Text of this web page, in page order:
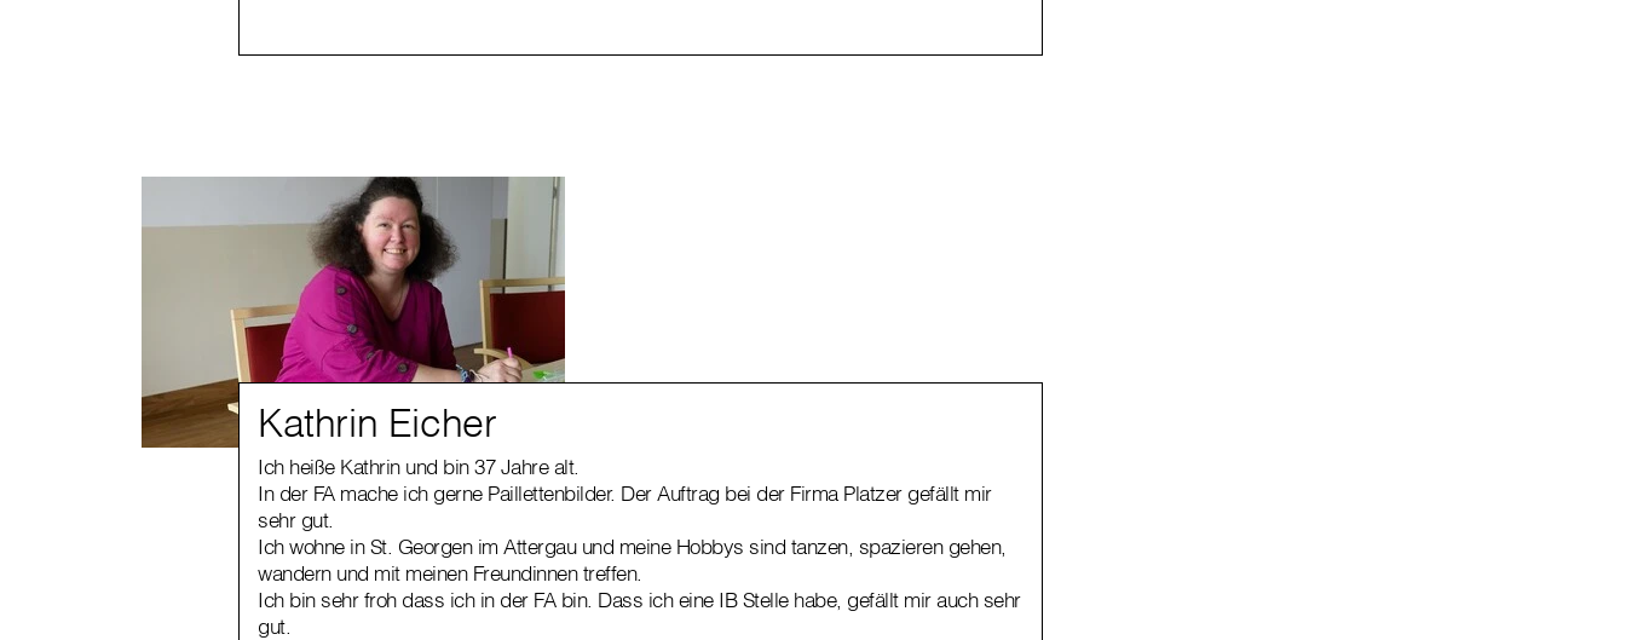
Kathrin Eicher
Ich heiße Kathrin und bin 37 Jahre alt.
In der FA mache ich gerne Paillettenbilder. Der Auftrag bei der Firma Platzer gefällt mir
sehr gut.
Ich wohne in St. Georgen im Attergau und meine Hobbys sind tanzen, spazieren gehen,
wandern und mit meinen Freundinnen treffen.
Ich bin sehr froh dass ich in der FA bin. Dass ich eine IB Stelle habe, gefällt mir auch sehr
gut.